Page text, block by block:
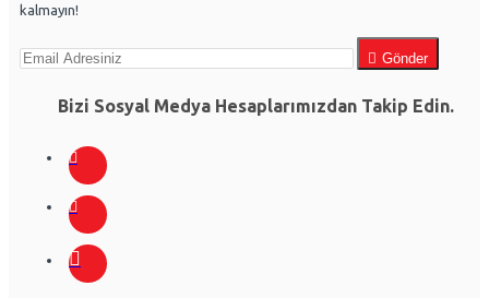
kalmayın!
Gönder
Bizi Sosyal Medya Hesaplarımızdan Takip Edin.